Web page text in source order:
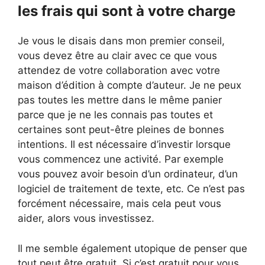
les frais qui sont à votre charge
Je vous le disais dans mon premier conseil,
vous devez être au clair avec ce que vous
attendez de votre collaboration avec votre
maison d’édition à compte d’auteur. Je ne peux
pas toutes les mettre dans le même panier
parce que je ne les connais pas toutes et
certaines sont peut-être pleines de bonnes
intentions. Il est nécessaire d’investir lorsque
vous commencez une activité. Par exemple
vous pouvez avoir besoin d’un ordinateur, d’un
logiciel de traitement de texte, etc. Ce n’est pas
forcément nécessaire, mais cela peut vous
aider, alors vous investissez.
Il me semble également utopique de penser que